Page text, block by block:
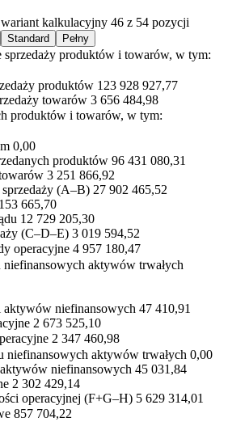
wariant kalkulacyjny 46 z 54 pozycji
Standard Pełny
sprzedaży produktów i towarów, w tym:
produktów 123 928 927,77
towarów 3 656 484,98
produktów i towarów, w tym:
0,00
produktów 96 431 080,31
3 251 866,92
(A–B) 27 902 465,52
665,70
12 729 205,30
(C–D–E) 3 019 594,52
operacyjne 4 957 180,47
niefinansowych aktywów trwałych
aktywów niefinansowych 47 410,91
2 673 525,10
2 347 460,98
niefinansowych aktywów trwałych 0,00
niefinansowych 45 031,84
2 302 429,14
operacyjnej (F+G–H) 5 629 314,01
857 704,22